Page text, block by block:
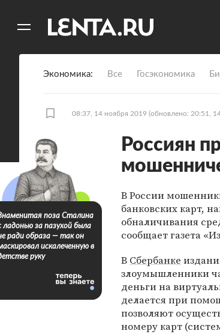
Экономика Все Госэкономика
08:37, 14 ноября 2019 (обновлено: 20:51,
Россиян
В России
банковских карт,
обналичивания
сообщает газета
В Сбербанке
злоумышленники
деньги на
делается при
позволяют
номеру карт
поза Сталина
ладонью за пазухой была
ради образа — так он
искалеченную в
руку